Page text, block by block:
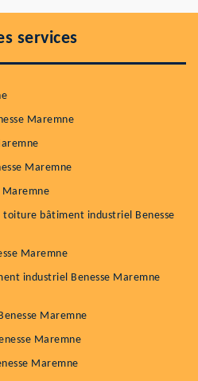
services
Maremne
Maremne
Maremne
toiture bâtiment industriel Benesse
Maremne
industriel Benesse Maremne
Maremne
Maremne
Maremne
c'est préserver sa
Prix au m²